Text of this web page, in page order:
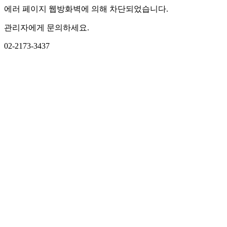
에러 페이지 웹방화벽에 의해 차단되었습니다.
관리자에게 문의하세요.
02-2173-3437